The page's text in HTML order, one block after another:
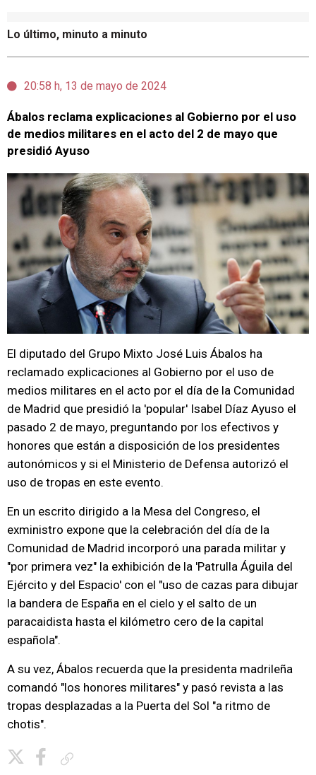
Lo último, minuto a minuto
20:58 h, 13 de mayo de 2024
Ábalos reclama explicaciones al Gobierno por el uso
de medios militares en el acto del 2 de mayo que
presidió Ayuso
El diputado del Grupo Mixto José Luis Ábalos ha
reclamado explicaciones al Gobierno por el uso de
medios militares en el acto por el día de la Comunidad
de Madrid que presidió la 'popular' Isabel Díaz Ayuso el
pasado 2 de mayo, preguntando por los efectivos y
honores que están a disposición de los presidentes
autonómicos y si el Ministerio de Defensa autorizó el
uso de tropas en este evento.
En un escrito dirigido a la Mesa del Congreso, el
exministro expone que la celebración del día de la
Comunidad de Madrid incorporó una parada militar y
"por primera vez" la exhibición de la 'Patrulla Águila del
Ejército y del Espacio' con el "uso de cazas para dibujar
la bandera de España en el cielo y el salto de un
paracaidista hasta el kilómetro cero de la capital
española".
A su vez, Ábalos recuerda que la presidenta madrileña
comandó "los honores militares" y pasó revista a las
tropas desplazadas a la Puerta del Sol "a ritmo de
chotis".